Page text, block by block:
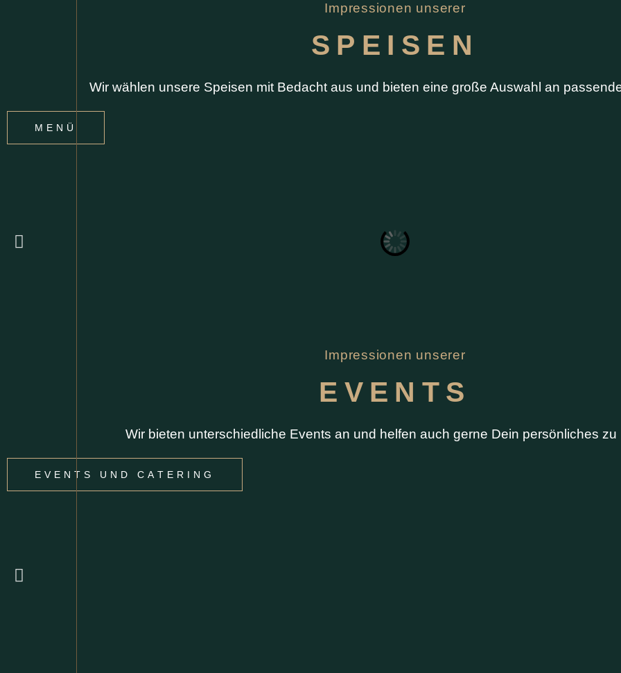
Impressionen unserer
SPEISEN
Wir wählen unsere Speisen mit Bedacht aus und bieten eine große Auswahl an
MENÜ
Impressionen unserer
EVENTS
Wir bieten unterschiedliche Events an und helfen auch gerne Dein persönliches zu
EVENTS UND CATERING